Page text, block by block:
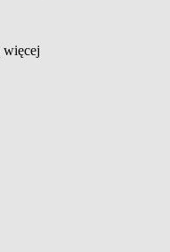
więcej